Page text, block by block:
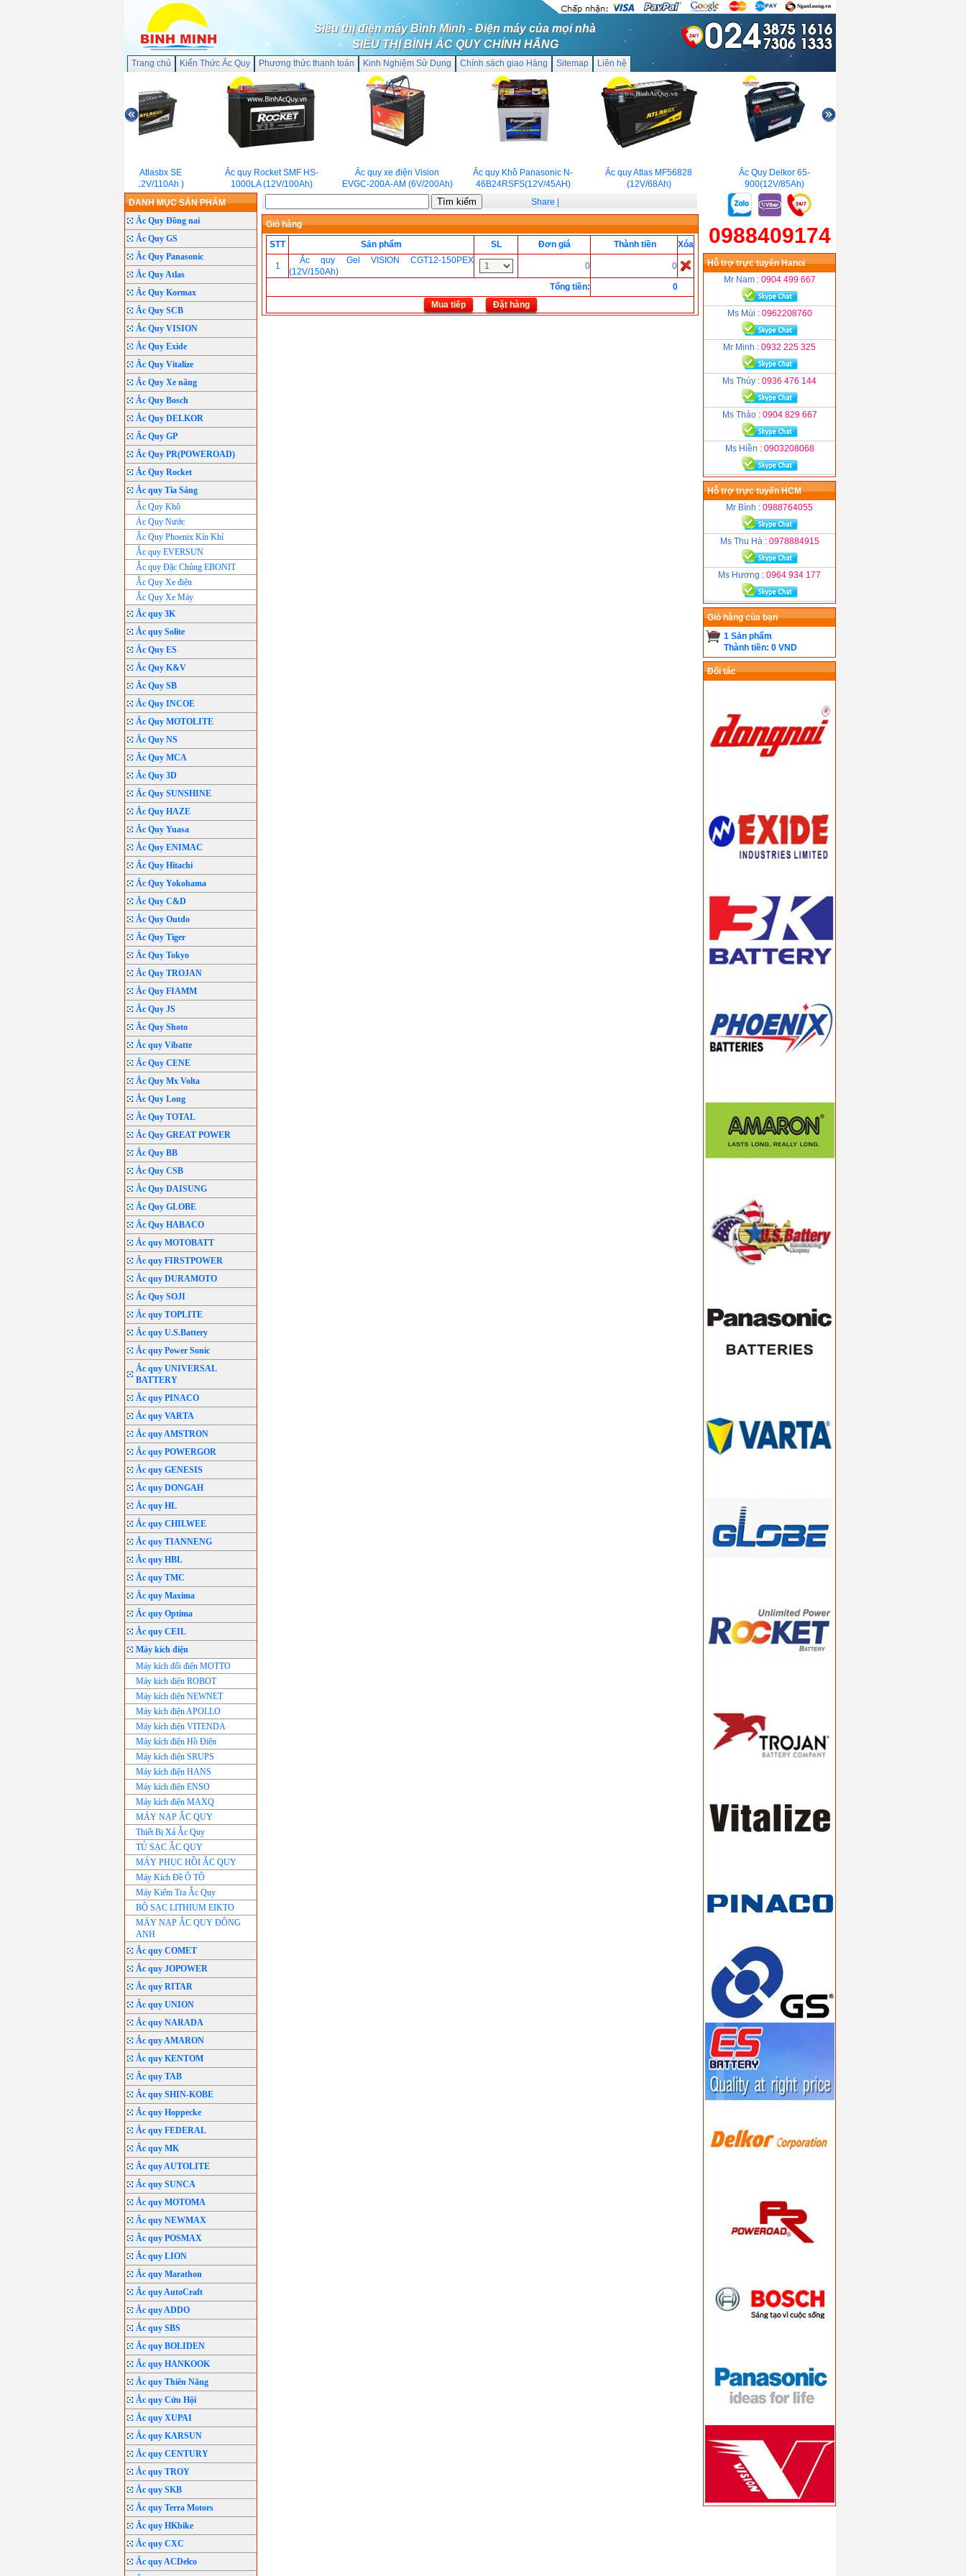
Siêu thị điện máy Bình Minh - Điện máy của mọi nhà
SIÊU THỊ BÌNH ẮC QUY CHÍNH HÃNG
Trang chủ Kiến Thức Ắc Quy Phương thức thanh toán Kinh Nghiệm Sử Dụng Chính sách giao Hàng Sitemap Liên hệ
Ắc Quy Atlasbx SE
61010(12V/110Ah )
Ắc quy Rocket SMF HS-
1000LA (12V/100Ah)
Ắc quy xe điện Vision
EVGC-200A-AM (6V/200Ah)
Ắc quy Khô Panasonic N-
46B24RSFS(12V/45AH)
Ắc quy Atlas MF56828
(12V/68Ah)
Ắc Quy Delkor 65-
900(12V/85Ah)
DANH MỤC SẢN PHẨM
Ắc Quy Đồng nai
Ắc Quy GS
Ắc Quy Panasonic
Ắc Quy Atlas
Ắc Quy Kormax
Ắc Quy SCB
Ắc Quy VISION
Ắc Quy Exide
Ắc Quy Vitalize
Ắc Quy Xe nâng
Ắc Quy Bosch
Ắc Quy DELKOR
Ắc Quy GP
Ắc Quy PR(POWEROAD)
Ắc Quy Rocket
Ắc quy Tia Sáng
Ắc Quy Khô
Ác Quy Nước
Ắc Quy Phoenix Kín Khí
Ắc quy EVERSUN
Ắc quy Đặc Chủng EBONIT
Ắc Quy Xe điện
Ắc Quy Xe Máy
Ắc quy 3K
Ắc quy Solite
Ắc Quy ES
Ắc Quy K&V
Ắc Quy SB
Ắc Quy INCOE
Ắc Quy MOTOLITE
Ắc Quy NS
Ắc Quy MCA
Ắc Quy 3D
Ắc Quy SUNSHINE
Ắc Quy HAZE
Ắc Quy Yuasa
Ắc Quy ENIMAC
Ắc Quy Hitachi
Ắc Quy Yokohama
Ắc Quy C&D
Ắc Quy Outdo
Ắc Quy Tiger
Ắc Quy Tokyo
Ắc Quy TROJAN
Ắc Quy FIAMM
Ắc Quy JS
Ắc Quy Shoto
Ắc quy Vibatte
Ắc Quy CENE
Ắc Quy Mx Volta
Ắc Quy Long
Ắc Quy TOTAL
Ắc Quy GREAT POWER
Ắc Quy BB
Ắc Quy CSB
Ắc Quy DAISUNG
Ắc Quy GLOBE
Ắc Quy HABACO
Ắc quy MOTOBATT
Ắc quy FIRSTPOWER
Ắc quy DURAMOTO
Ắc Quy SOJI
Ắc quy TOPLITE
Ắc quy U.S.Battery
Ắc quy Power Sonic
Ắc quy UNIVERSAL
BATTERY
Ắc quy PINACO
Ắc quy VARTA
Ắc quy AMSTRON
Ắc quy POWERGOR
Ắc quy GENESIS
Ắc quy DONGAH
Ắc quy HL
Ắc quy CHILWEE
Ắc quy TIANNENG
Ắc quy HBL
Ắc quy TMC
Ắc quy Maxima
Ắc quy Optima
Ắc quy CEIL
Máy kích điện
Máy kích đổi điện MOTTO
Máy kích điện ROBOT
Máy kích điện NEWNET
Máy kích điện APOLLO
Máy kích điện VITENDA
Máy kích điện Hồ Điện
Máy kích điện SRUPS
Máy kích điện HANS
Máy kích điện ENSO
Máy kích điện MAXQ
MÁY NẠP ẮC QUY
Thiết Bị Xả Ắc Quy
TỦ SẠC ẮC QUY
MÁY PHỤC HỒI ẮC QUY
Máy Kích Đề Ô TÔ
Máy Kiểm Tra Ắc Quy
BỘ SẠC LITHIUM EIKTO
MÁY NẠP ẮC QUY ĐÔNG
ANH
Ắc quy COMET
Ắc quy JOPOWER
Ắc quy RITAR
Ắc quy UNION
Ắc quy NARADA
Ắc quy AMARON
Ắc quy KENTOM
Ắc quy TAB
Ắc quy SHIN-KOBE
Ắc quy Hoppecke
Ắc quy FEDERAL
Ắc quy MK
Ắc quy AUTOLITE
Ắc quy SUNCA
Ắc quy MOTOMA
Ắc quy NEWMAX
Ắc quy POSMAX
Ắc quy LION
Ắc quy Marathon
Ắc quy AutoCraft
Ắc quy ADDO
Ắc quy SBS
Ắc quy BOLIDEN
Ắc quy HANKOOK
Ắc quy Thiên Năng
Ắc quy Cửu Hội
Ắc quy XUPAI
Ắc quy KARSUN
Ắc quy CENTURY
Ắc quy TROY
Ắc quy SKB
Ắc quy Terra Motors
Ắc quy HKbike
Ắc quy CXC
Ắc quy ACDelco
Share
Giỏ hàng
STT
Sản phẩm SL Đơn giá Thành tiền Xóa
1
Ắc quy Gel VISION CGT12-150PEX
(12V/150Ah)
0 0
Tổng tiền:
0
Mua tiếp
Đặt hàng
0988409174
Hỗ trợ trực tuyến Hanoi
Mr Nam : 0904 499 667
Ms Mùi : 0962208760
Mr Minh : 0932 225 325
Ms Thủy : 0936 476 144
Ms Thảo : 0904 829 667
Ms Hiền : 0903208068
Hỗ trợ trực tuyến HCM
Mr Bình : 0988764055
Ms Thu Hà : 0978884915
Ms Hương : 0964 934 177
Giỏ hàng của bạn
1 Sản phẩm
Thành tiền: 0 VND
Đối tác